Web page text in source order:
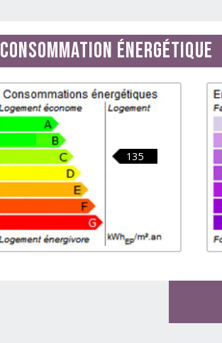
Consommation énergétique
135